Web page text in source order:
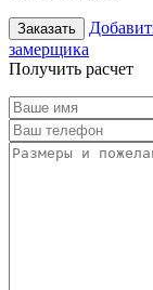
Заказать
замерщика
Получить расчет